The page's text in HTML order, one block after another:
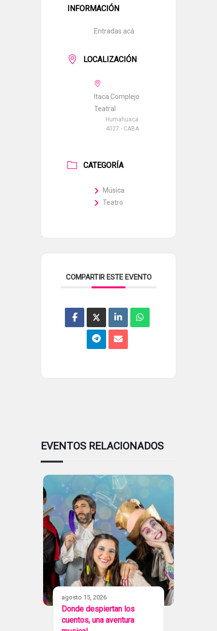
INFORMACIÓN
Entradas acá
LOCALIZACIÓN
Itaca Complejo
Teatral
Humahuaca
4027 - CABA
CATEGORÍA
Música
Teatro
COMPARTIR ESTE EVENTO
EVENTOS RELACIONADOS
agosto 15, 2026
Donde despiertan los
cuentos, una aventura